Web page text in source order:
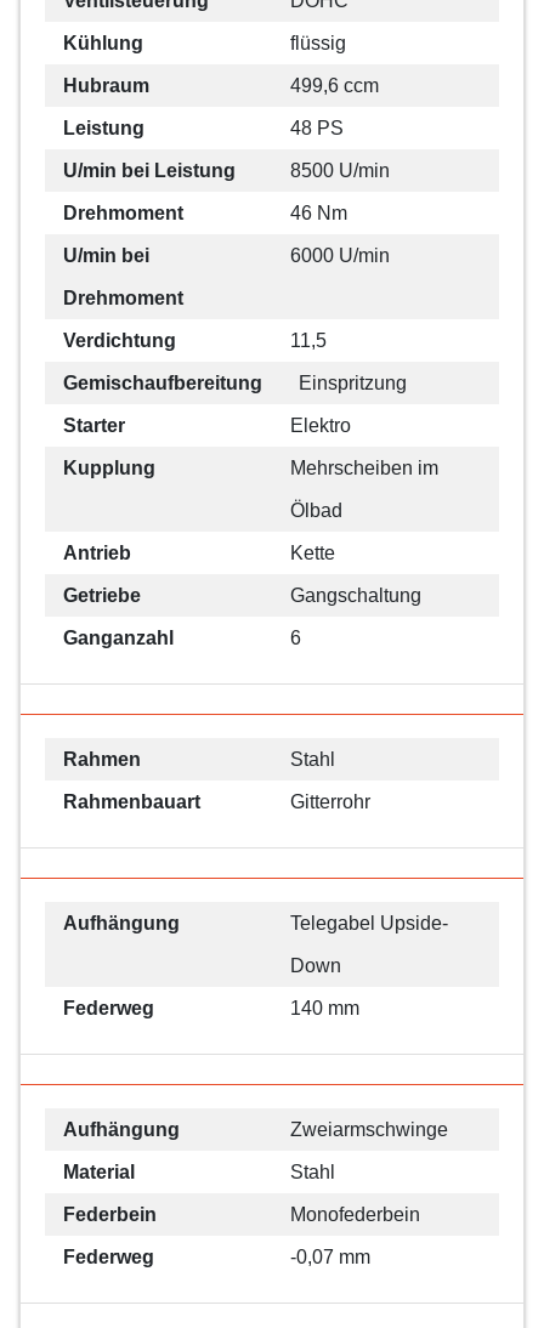
Kühlung flüssig
Hubraum 499,6 ccm
Leistung 48 PS
U/min bei Leistung 8500 U/min
Drehmoment 46 Nm
U/min bei
Drehmoment
6000 U/min
Verdichtung 11,5
Gemischaufbereitung Einspritzung
Starter Elektro
Kupplung Mehrscheiben im
Ölbad
Antrieb Kette
Getriebe Gangschaltung
Ganganzahl 6
Rahmen Stahl
Rahmenbauart Gitterrohr
Aufhängung Telegabel Upside-
Down
Federweg 140 mm
Aufhängung Zweiarmschwinge
Material Stahl
Federbein Monofederbein
Federweg -0,07 mm